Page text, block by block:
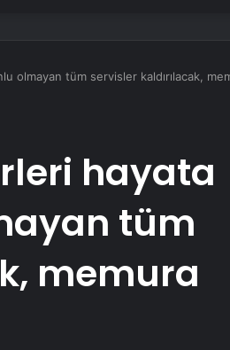
olmayan tüm servisler kaldırılacak,
hayata
tüm
memura